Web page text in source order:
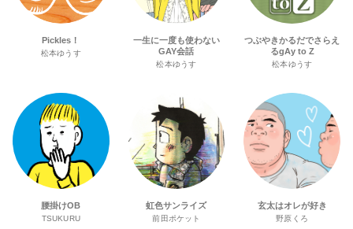
Pickles！
松本ゆうす
一生に一度も使わない
GAY会話
松本ゆうす
つぶやきかるだでさらえ
るgAy to Z
松本ゆうす
腰掛けOB
TSUKURU
虹色サンライズ
前田ポケット
玄太はオレが好き
野原くろ